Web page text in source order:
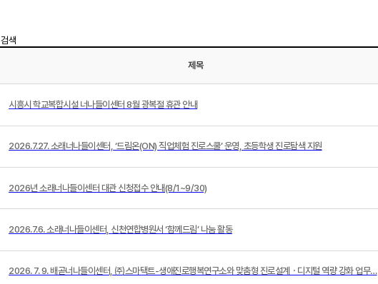
검색
제목
시흥시 학교복합시설 너나들이센터 8월 광복절 휴관 안내
2026.7.27. 소래너나들이센터, ‘드림온(ON) 직업체험 진로스쿨’ 운영, 초등학생 진로탐색 지원
2026년 소래너나들이센터 대관 신청접수 안내(8/1~9/30)
2026.7.6. 소래너나들이센터, 신천연합병원서 ‘함께드림’ 나눔 활동
2026. 7. 9. 배곧너나들이센터, ㈜스마택트-생애진로행복연구소와 맞춤형 진로설계ㆍ디지털 역량 강화 업무…